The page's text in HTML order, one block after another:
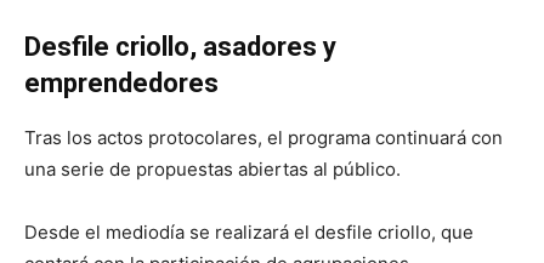
Desfile criollo, asadores y
emprendedores
Tras los actos protocolares, el programa continuará con
una serie de propuestas abiertas al público.
Desde el mediodía se realizará el desfile criollo, que